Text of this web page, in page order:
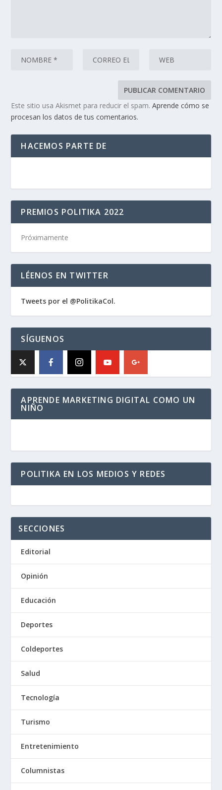
Este sitio usa Akismet para reducir el spam.Aprende cómo se
procesan los datos de tus comentarios.
HACEMOS PARTE DE
PREMIOS POLITIKA 2022
Próximamente
LÉENOS EN TWITTER
Tweets por el @PolitikaCol.
SÍGUENOS
APRENDE MARKETING DIGITAL COMO UN
NIÑO
POLITIKA EN LOS MEDIOS Y REDES
SECCIONES
Editorial
Opinión
Educación
Deportes
Coldeportes
Salud
Tecnología
Turismo
Entretenimiento
Columnistas